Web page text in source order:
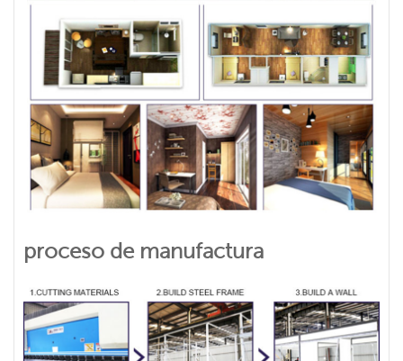
proceso de manufactura